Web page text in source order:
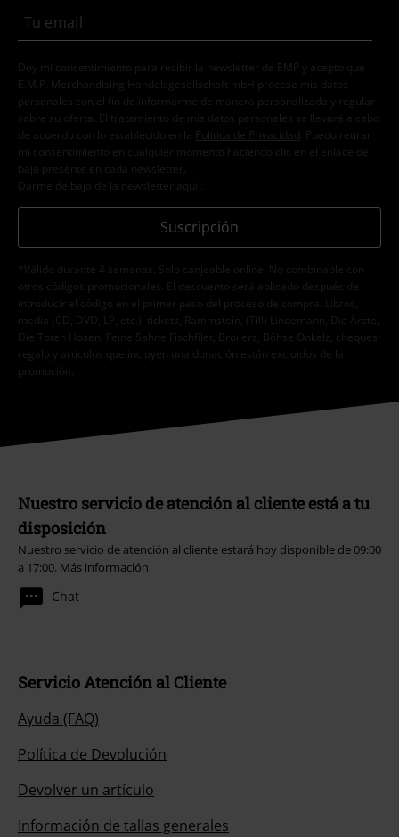
Doy mi consentimiento para recibir la newsletter de EMP y acepto que
E.M.P. Merchandising Handelsgesellschaft mbH procese mis datos
personales con el fin de informarme de manera personalizada y regular
sobre su oferta. El tratamiento de mis datos personales se llevará a cabo
de acuerdo con lo establecido en la
Política de Privacidad . Puedo retirar
mi consentimiento en cualquier momento haciendo clic en el enlace de
baja presente en cada newsletter.
Darme de baja de la newsletter
aquí
Suscripción
*Válido durante 4 semanas. Solo canjeable online. No combinable con
otros códigos promocionales. El descuento será aplicado después de
introducir el código en el primer paso del proceso de compra. Libros,
media (CD, DVD, LP, etc.), tickets, Rammstein, (Till) Lindemann, Die Ärzte,
Die Toten Hosen, Feine Sahne Fischfilet, Broilers, Böhse Onkelz, cheques-
regalo y artículos que incluyen una donación están excluidos de la
promoción.
Nuestro servicio de atención al cliente está a tu
disposición
Nuestro servicio de atención al cliente estará hoy disponible de 09:00
a 17:00. Más información
Chat
Servicio Atención al Cliente
Ayuda (FAQ)
Política de Devolución
Devolver un artículo
Información de tallas generales